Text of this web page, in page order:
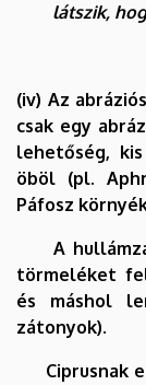
látszik,
(iv) Az
csak egy
lehetőség,
öböl (pl.
Páfosz
A
törmeléket
és máshol
zátonyok).
Ciprusnak